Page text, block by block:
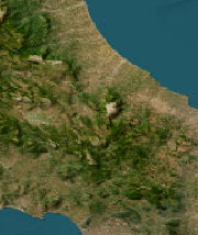
KOREJA